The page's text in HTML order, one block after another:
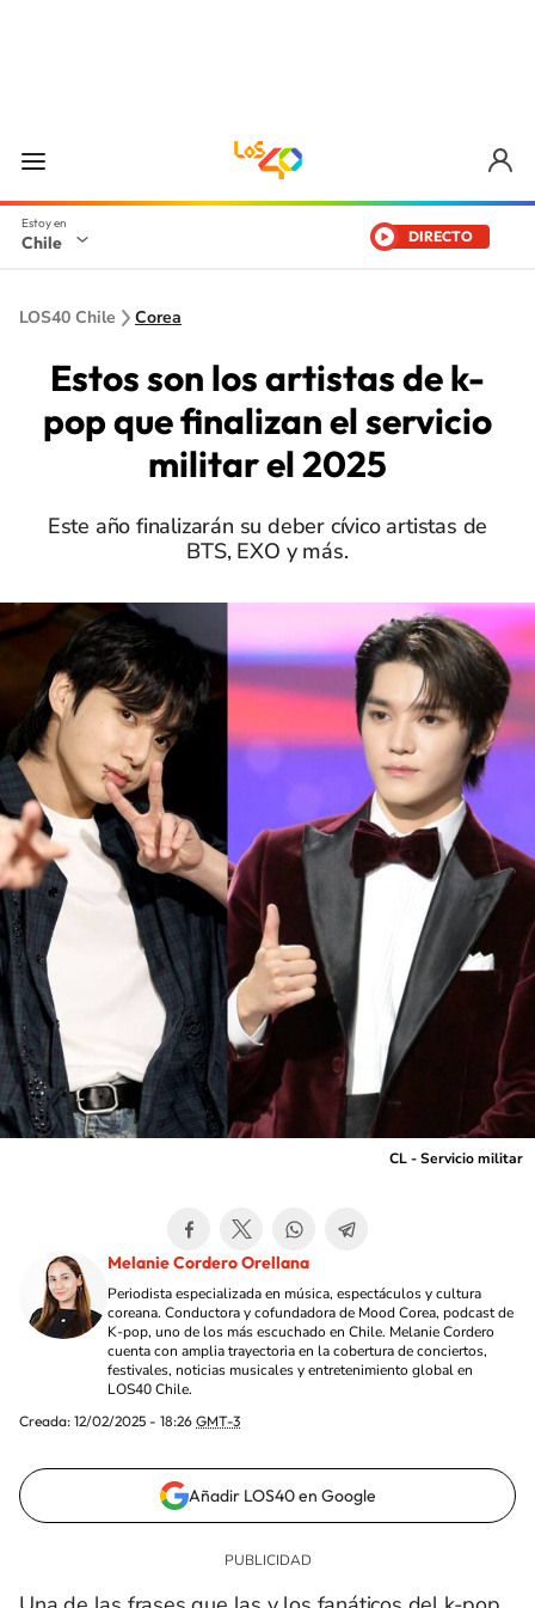
Chile DIRECTO
LOS40 Chile Corea
Estos son los artistas de k-
pop que finalizan el servicio
militar el 2025
Este año finalizarán su deber cívico artistas de
BTS, EXO y más.
CL - Servicio militar
Melanie Cordero Orellana
Periodista especializada en música, espectáculos y cultura
coreana. Conductora y cofundadora de Mood Corea, podcast de
K-pop, uno de los más escuchado en Chile. Melanie Cordero
cuenta con amplia trayectoria en la cobertura de conciertos,
festivales, noticias musicales y entretenimiento global en
LOS40 Chile.
Creada: 12/02/2025 - 18:26 GMT-3
Añadir LOS40 en Google